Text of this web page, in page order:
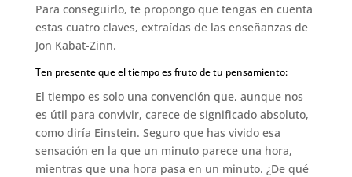
Para conseguirlo, te propongo que tengas en cuenta
estas cuatro claves, extraídas de las enseñanzas de
Jon Kabat-Zinn.
Ten presente que el tiempo es fruto de tu pensamiento:
El tiempo es solo una convención que, aunque nos
es útil para convivir, carece de significado absoluto,
como diría Einstein. Seguro que has vivido esa
sensación en la que un minuto parece una hora,
mientras que una hora pasa en un minuto. ¿De qué